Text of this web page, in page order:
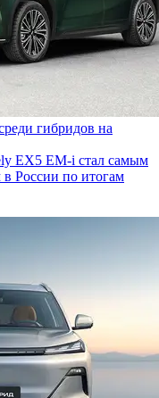
гибридов на
EX5 EM-i стал самым
России по итогам